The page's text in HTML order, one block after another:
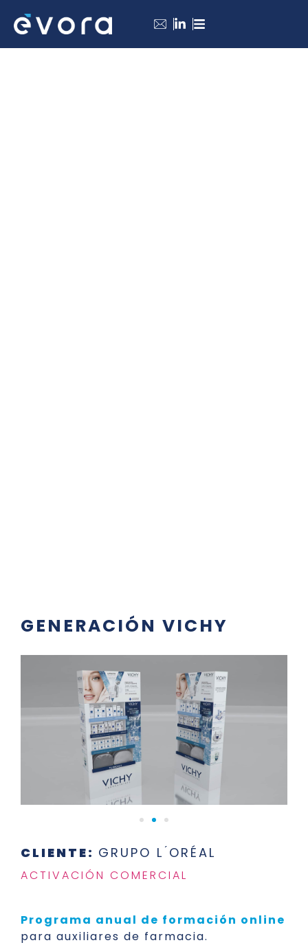
GENERACIÓN VICHY
CLIENTE: GRUPO L ́ORÉAL
ACTIVACIÓN COMERCIAL
Programa anual de formación online
para auxiliares de farmacia.